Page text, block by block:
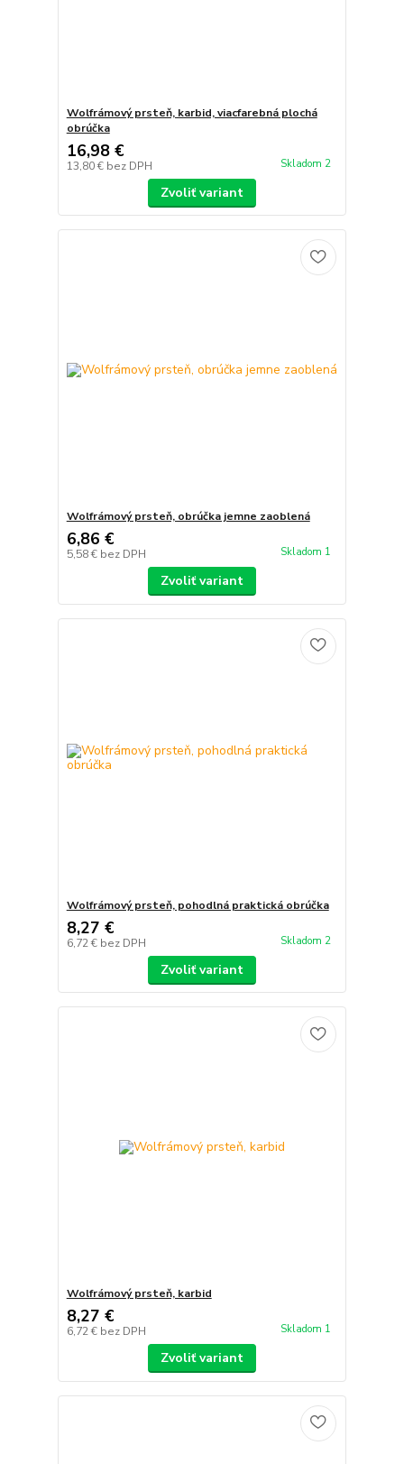
Wolfrámový prsteň, karbid, viacfarebná plochá
obrúčka
16,98 €
13,80 € bez DPH Skladom 2
Zvoliť variant
Wolfrámový prsteň, obrúčka jemne zaoblená
6,86 €
5,58 € bez DPH Skladom 1
Zvoliť variant
Wolfrámový prsteň, pohodlná praktická obrúčka
8,27 €
6,72 € bez DPH Skladom 2
Zvoliť variant
Wolfrámový prsteň, karbid
8,27 €
6,72 € bez DPH Skladom 1
Zvoliť variant